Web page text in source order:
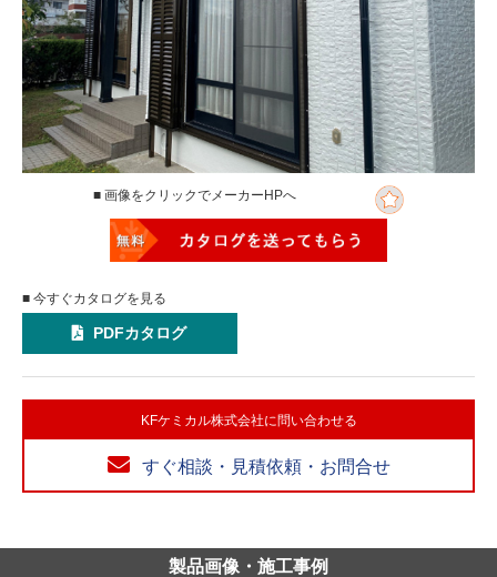
■ 画像をクリックでメーカーHPへ
■ 今すぐカタログを見る
PDFカタログ
KFケミカル株式会社に問い合わせる
すぐ相談・見積依頼・お問合せ
製品画像・施工事例